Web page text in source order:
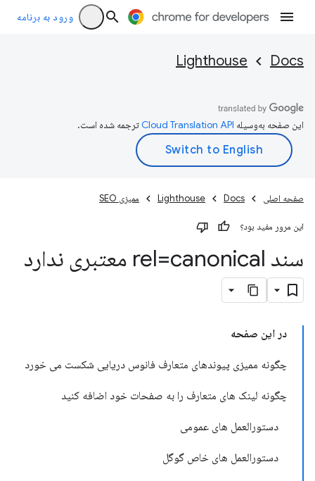
ورود به برنامه
Docs
Lighthouse
این صفحه به‌وسیله ترجمه شده است.
صفحه اصلی Docs
Lighthouse ممیزی SEO
این مرور مفید بود؟
سند rel=canonical معتبری ندارد
در این صفحه
چگونه ممیزی پیوندهای متعارف فانوس دریایی شکست می خورد
چگونه لینک های متعارف را به صفحات خود اضافه کنید
دستورالعمل های عمومی
دستورالعمل های خاص گوگل